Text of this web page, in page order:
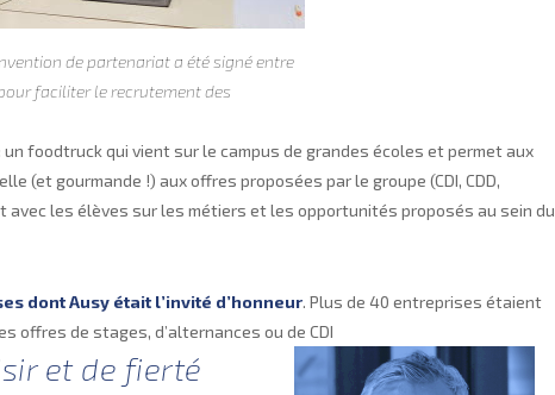
de partenariat a été signé entre
faciliter le recrutement des
un foodtruck qui vient sur le campus de grandes écoles et permet aux
(et gourmande !) aux offres proposées par le groupe (CDI, CDD,
avec les élèves sur les métiers et les opportunités proposés au sein du
dont Ausy était l’invité d’honneur. Plus de 40 entreprises étaient
offres de stages, d’alternances ou de CDI
et de fierté